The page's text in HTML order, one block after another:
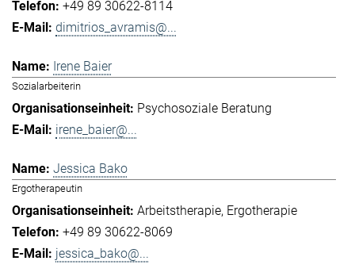
+49 89 30622-8114
dimitrios_avramis@...
Irene Baier
Sozialarbeiterin
Psychosoziale Beratung
irene_baier@...
Jessica Bako
Ergotherapeutin
Arbeitstherapie Ergotherapie
+49 89 30622-8069
jessica_bako@...